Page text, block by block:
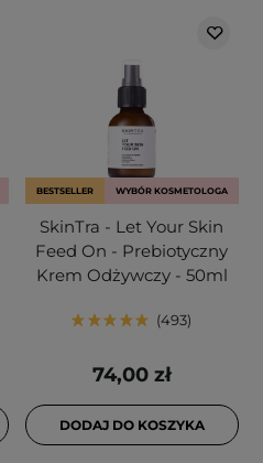
BESTSELLER WYBÓR KOSMETOLOGA
SkinTra - Let Your Skin
Feed On - Prebiotyczny
Krem Odżywczy - 50ml
493
74,00 zł
DODAJ DO KOSZYKA